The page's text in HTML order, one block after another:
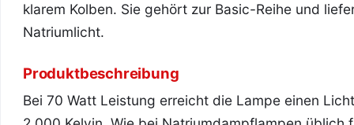
klarem Kolben. Sie gehört zur Basic-Reihe und
Natriumlicht.
Produktbeschreibung
Bei 70 Watt Leistung erreicht die Lampe einen